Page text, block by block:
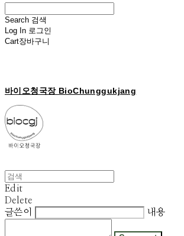
Search 검색
Log In 로그인
Cart장바구니
바이오청국장 BioChunggukjang
Edit
Delete
글쓴이
내용